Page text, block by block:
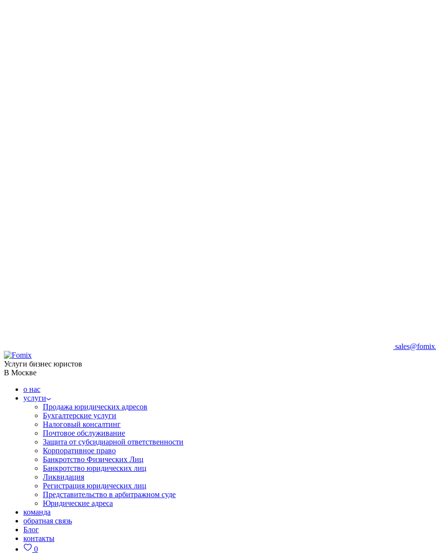
Услуги бизнес юристов
В Москве
о нас
услуги
Продажа юридических адресов
Бухгалтерские услуги
Налоговый консалтинг
Почтовое обслуживание
Защита от субсидиарной ответственности
Корпоративное право
Банкротство Физических Лиц
Банкротство юридических лиц
Ликвидация
Регистрация юридических лиц
Представительство в арбитражном суде
Юридические адреса
команда
обратная связь
Блог
контакты
0